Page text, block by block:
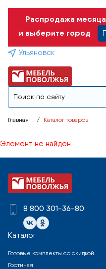
Распродажа
и выберите город
Ульяновск
Главная Каталог товаров
Элемент не найден
8 800 301-36-80
Каталог
Готовые комплекты со скидкой
Гостиная